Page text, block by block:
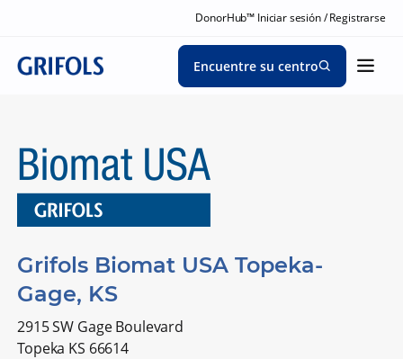
DonorHub™ Iniciar sesión / Registrarse
Encuentre su centro
Grifols Biomat USA Topeka-
Gage, KS
2915 SW Gage Boulevard
Topeka KS 66614